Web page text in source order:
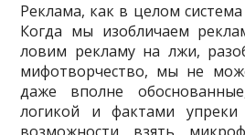
Реклама, как в целом
Когда мы изобличаем
ловим рекламу на лжи,
мифо­творчество, мы не
даже вполне
логикой и фактами